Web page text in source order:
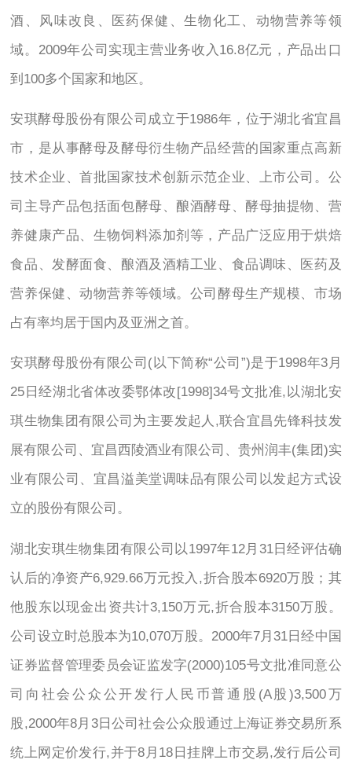
酒、风味改良、医药保健、生物化工、动物营养等领
域。2009年公司实现主营业务收入16.8亿元，产品出口
到100多个国家和地区。
安琪酵母股份有限公司成立于1986年，位于湖北省宜昌
市，是从事酵母及酵母衍生物产品经营的国家重点高新
技术企业、首批国家技术创新示范企业、上市公司。公
司主导产品包括面包酵母、酿酒酵母、酵母抽提物、营
养健康产品、生物饲料添加剂等，产品广泛应用于烘焙
食品、发酵面食、酿酒及酒精工业、食品调味、医药及
营养保健、动物营养等领域。公司酵母生产规模、市场
占有率均居于国内及亚洲之首。
安琪酵母股份有限公司(以下简称“公司”)是于1998年3月
25日经湖北省体改委鄂体改[1998]34号文批准,以湖北安
琪生物集团有限公司为主要发起人,联合宜昌先锋科技发
展有限公司、宜昌西陵酒业有限公司、贵州润丰(集团)实
业有限公司、宜昌溢美堂调味品有限公司以发起方式设
立的股份有限公司。
湖北安琪生物集团有限公司以1997年12月31日经评估确
认后的净资产6,929.66万元投入,折合股本6920万股；其
他股东以现金出资共计3,150万元,折合股本3150万股。
公司设立时总股本为10,070万股。2000年7月31日经中国
证券监督管理委员会证监发字(2000)105号文批准同意公
司向社会公众公开发行人民币普通股(A股)3,500万
股,2000年8月3日公司社会公众股通过上海证券交易所系
统上网定价发行,并于8月18日挂牌上市交易,发行后公司